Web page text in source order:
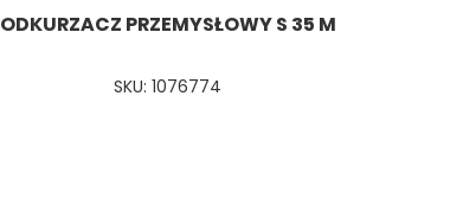
ODKURZACZ PRZEMYSŁOWY S 35 M
SKU: 1076774